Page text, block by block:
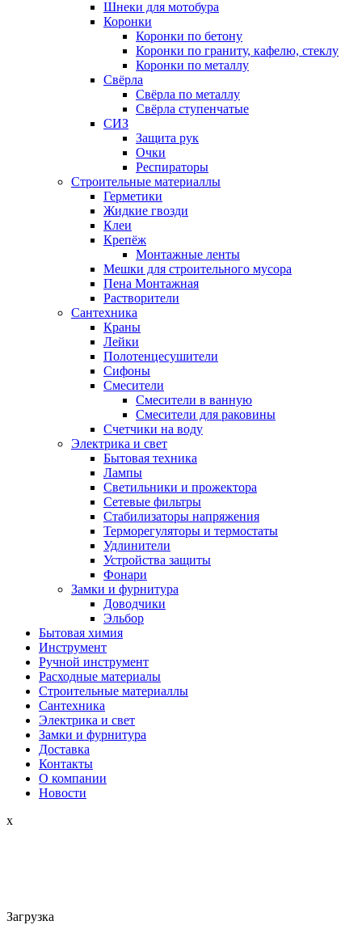
Шнеки для мотобура
Коронки
Коронки по бетону
Коронки по граниту, кафелю, стеклу
Коронки по металлу
Свёрла
Свёрла по металлу
Свёрла ступенчатые
СИЗ
Защита рук
Очки
Респираторы
Строительные материаллы
Герметики
Жидкие гвозди
Клеи
Крепёж
Монтажные ленты
Мешки для строительного мусора
Пена Монтажная
Растворители
Сантехника
Краны
Лейки
Полотенцесушители
Сифоны
Смесители
Смесители в ванную
Смесители для раковины
Счетчики на воду
Электрика и свет
Бытовая техника
Лампы
Светильники и прожектора
Сетевые фильтры
Стабилизаторы напряжения
Терморегуляторы и термостаты
Удлинители
Устройства защиты
Фонари
Замки и фурнитура
Доводчики
Эльбор
Бытовая химия
Инструмент
Ручной инструмент
Расходные материалы
Строительные материаллы
Сантехника
Электрика и свет
Замки и фурнитура
Доставка
Контакты
О компании
Новости
x
Загрузка